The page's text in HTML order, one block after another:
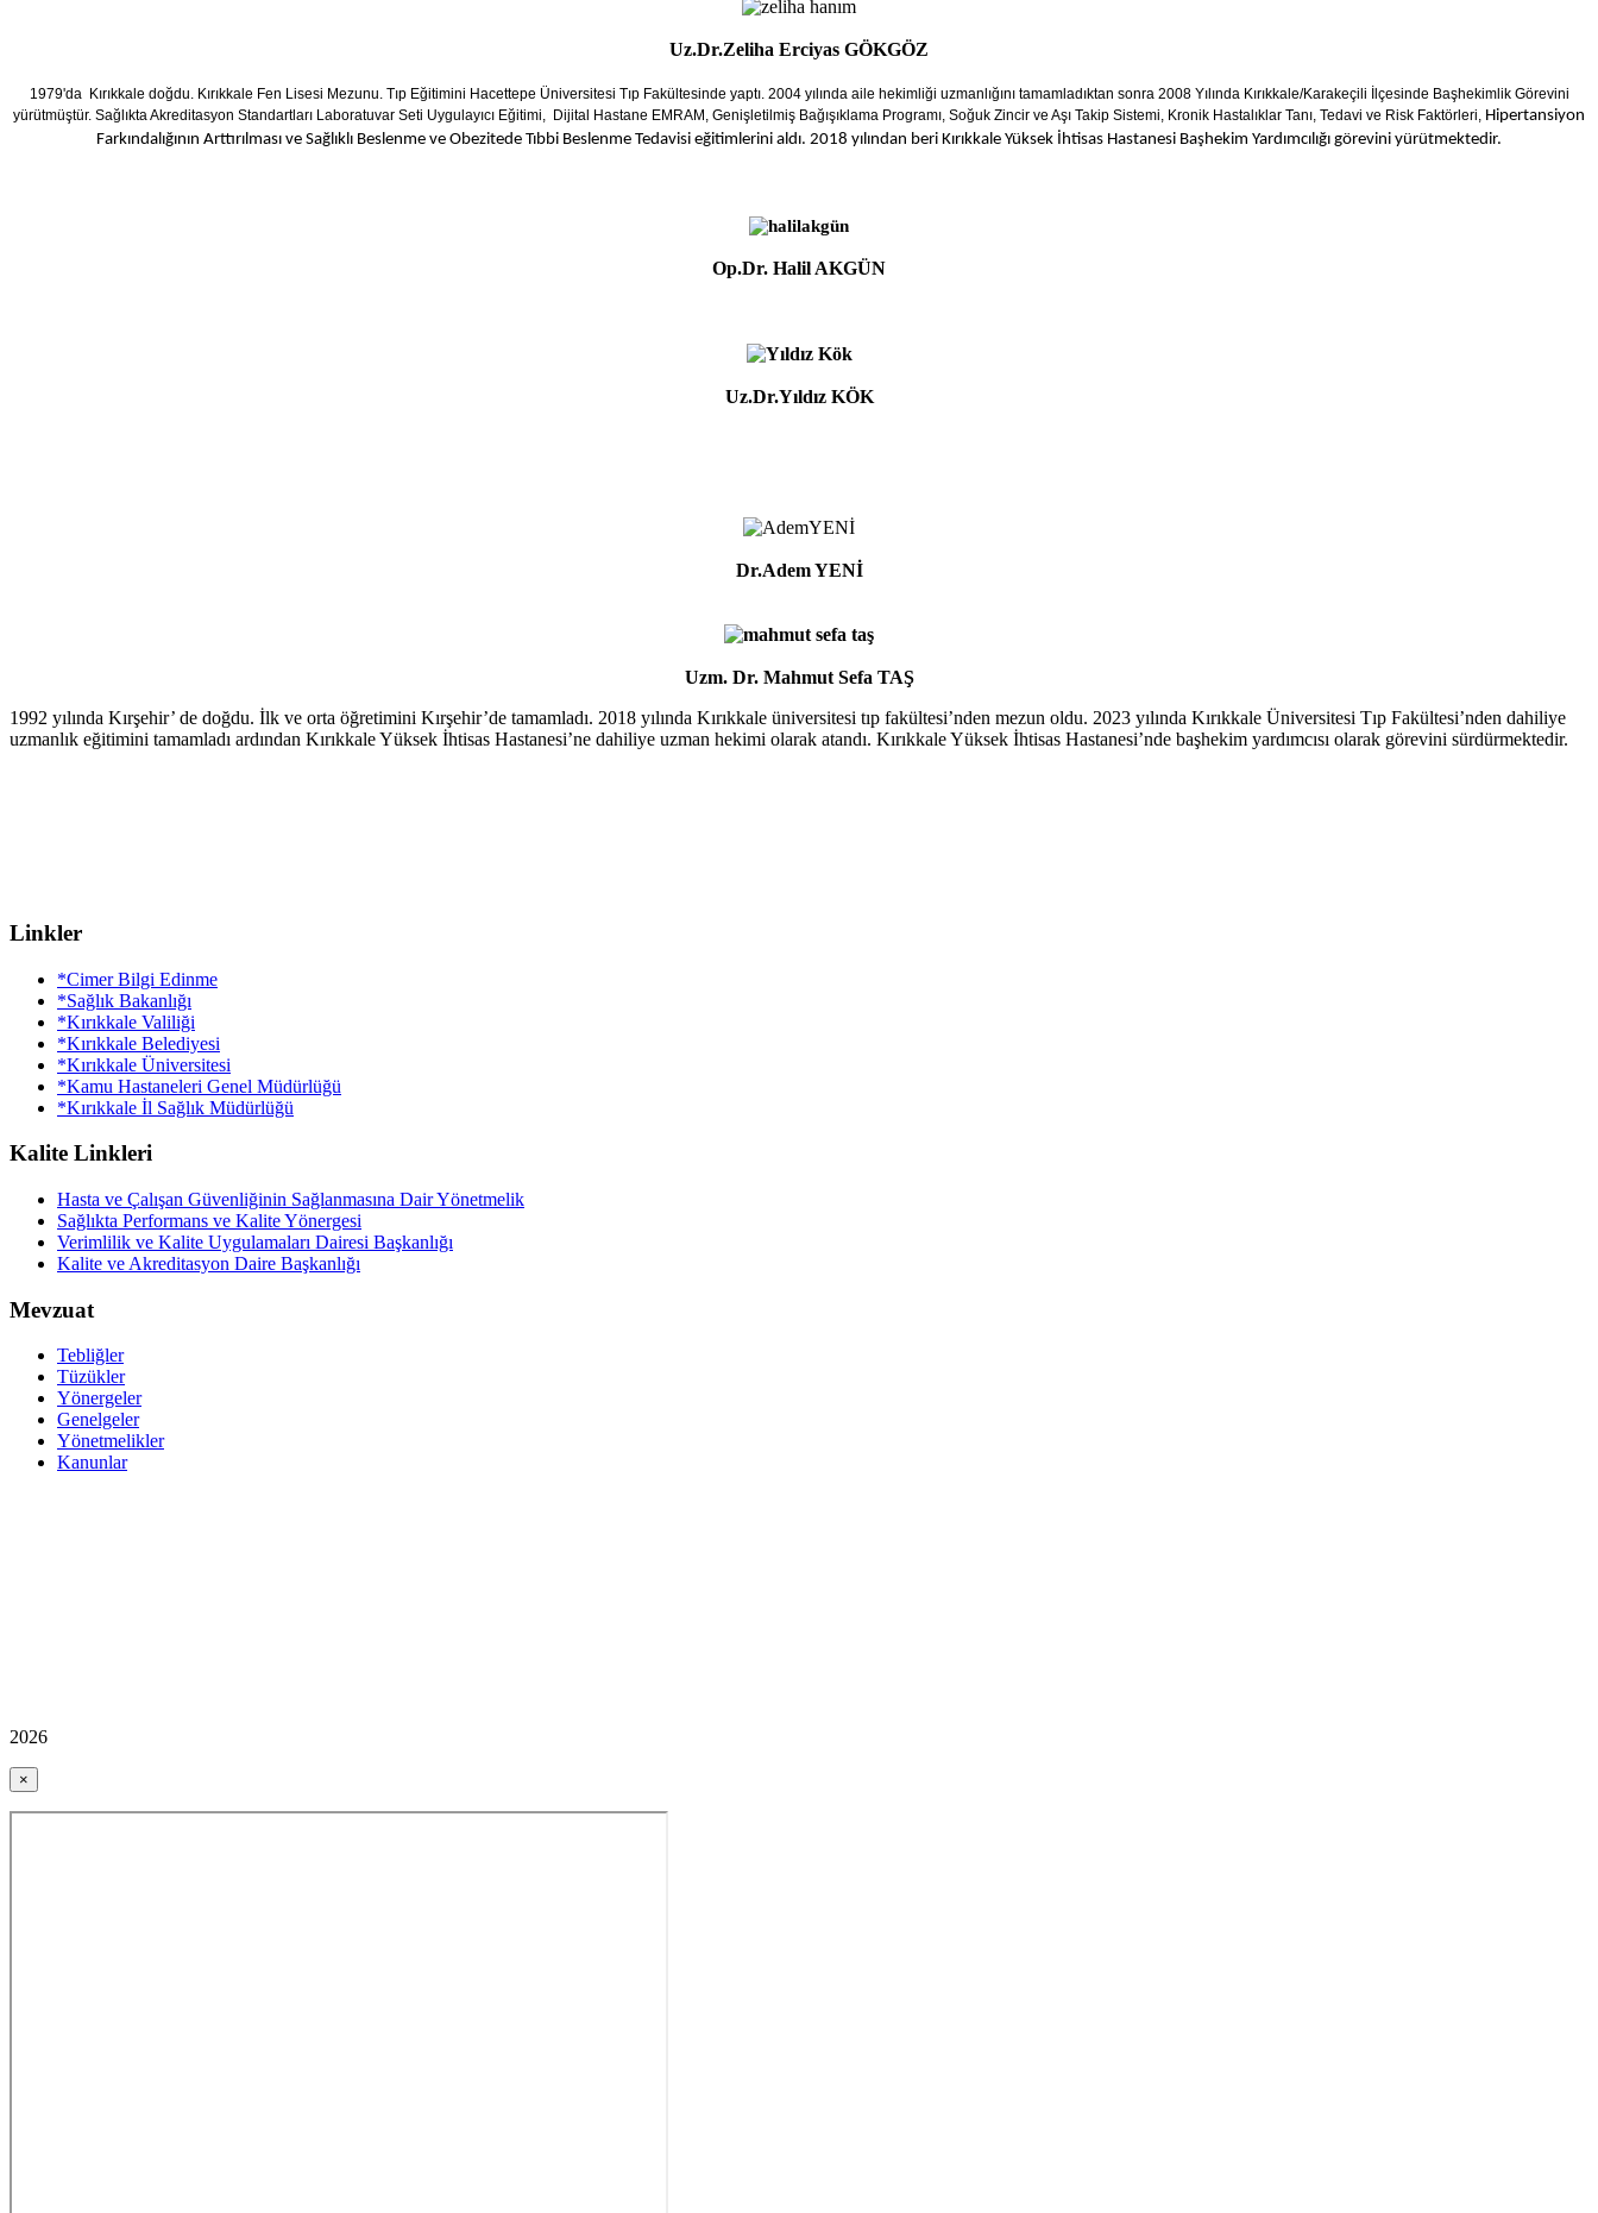
Uz.Dr.Zeliha Erciyas GÖKGÖZ
1979'da Kırıkkale doğdu. Kırıkkale Fen Lisesi Mezunu. Tıp Eğitimini Hacettepe Üniversitesi Tıp Fakültesinde yaptı. 2004 yılında aile hekimliği uzmanlığını tamamladıktan sonra 2008 Yılında Kırıkkale/Karakeçili İlçesinde Başhekimlik Görevini
yürütmüştür. Sağlıkta Akreditasyon Standartları Laboratuvar Seti Uygulayıcı Eğitimi, Dijital Hastane EMRAM, Genişletilmiş Bağışıklama Programı, Soğuk Zincir ve Aşı Takip Sistemi, Kronik Hastalıklar Tanı, Tedavi ve Risk Faktörleri, Hipertansiyon
Farkındalığının Arttırılması ve Sağlıklı Beslenme ve Obezitede Tıbbi Beslenme Tedavisi eğitimlerini aldı. 2018 yılından beri Kırıkkale Yüksek İhtisas Hastanesi Başhekim Yardımcılığı görevini yürütmektedir.
Op.Dr. Halil AKGÜN
Uz.Dr.Yıldız KÖK
Dr.Adem YENİ
Uzm. Dr. Mahmut Sefa TAŞ
1992 yılında Kırşehir’ de doğdu. İlk ve orta öğretimini Kırşehir’de tamamladı. 2018 yılında Kırıkkale üniversitesi tıp fakültesi’nden mezun oldu. 2023 yılında Kırıkkale Üniversitesi Tıp Fakültesi’nden dahiliye
uzmanlık eğitimini tamamladı ardından Kırıkkale Yüksek İhtisas Hastanesi’ne dahiliye uzman hekimi olarak atandı. Kırıkkale Yüksek İhtisas Hastanesi’nde başhekim yardımcısı olarak görevini sürdürmektedir.
Linkler
*Cimer Bilgi Edinme
*Sağlık Bakanlığı
*Kırıkkale Valiliği
*Kırıkkale Belediyesi
*Kırıkkale Üniversitesi
*Kamu Hastaneleri Genel Müdürlüğü
*Kırıkkale İl Sağlık Müdürlüğü
Kalite Linkleri
Hasta ve Çalışan Güvenliğinin Sağlanmasına Dair Yönetmelik
Sağlıkta Performans ve Kalite Yönergesi
Verimlilik ve Kalite Uygulamaları Dairesi Başkanlığı
Kalite ve Akreditasyon Daire Başkanlığı
Mevzuat
Tebliğler
Tüzükler
Yönergeler
Genelgeler
Yönetmelikler
Kanunlar
2026
×